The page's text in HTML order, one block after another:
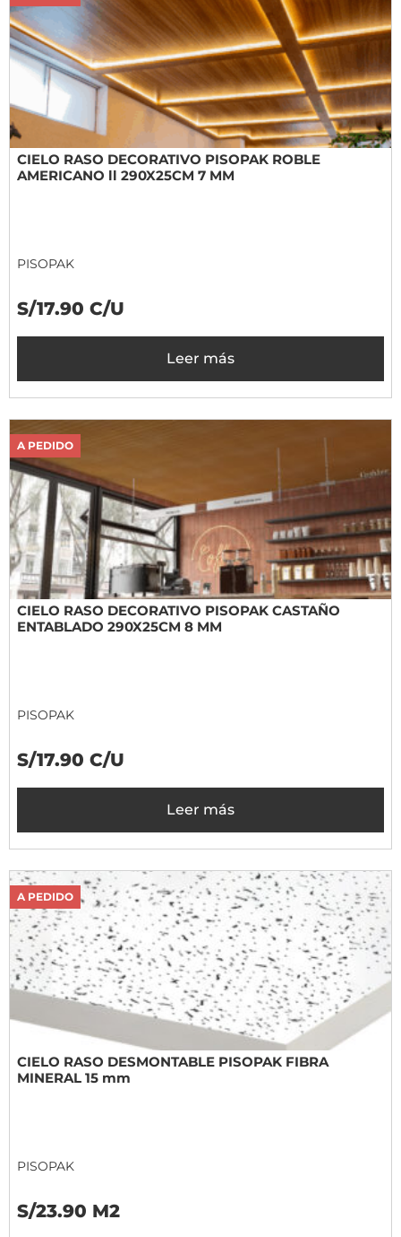
CIELO RASO DECORATIVO PISOPAK ROBLE
AMERICANO ll 290X25CM 7 MM
PISOPAK
S/17.90 C/U
Leer más
A PEDIDO
CIELO RASO DECORATIVO PISOPAK CASTAÑO
ENTABLADO 290X25CM 8 MM
PISOPAK
S/17.90 C/U
Leer más
A PEDIDO
CIELO RASO DESMONTABLE PISOPAK FIBRA
MINERAL 15 mm
PISOPAK
S/23.90 M2